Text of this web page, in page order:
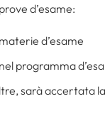
d’esame:
d’esame
programma
sarà accertata